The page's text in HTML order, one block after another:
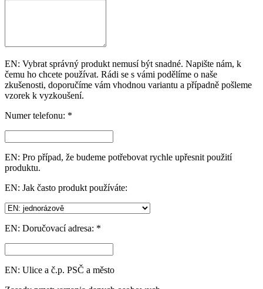
EN: Vybrat správný produkt nemusí být snadné. Napište nám, k
čemu ho chcete používat. Rádi se s vámi podělíme o naše
zkušenosti, doporučíme vám vhodnou variantu a případně pošleme
vzorek k vyzkoušení.
Numer telefonu: *
EN: Pro případ, že budeme potřebovat rychle upřesnit použití
produktu.
EN: Jak často produkt používáte:
EN: Doručovací adresa: *
EN: Ulice a č.p. PSČ a město